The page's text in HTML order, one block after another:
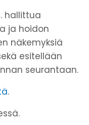
hallittua
ja hoidon
näkemyksiä
esitellään
seurantaan.
.